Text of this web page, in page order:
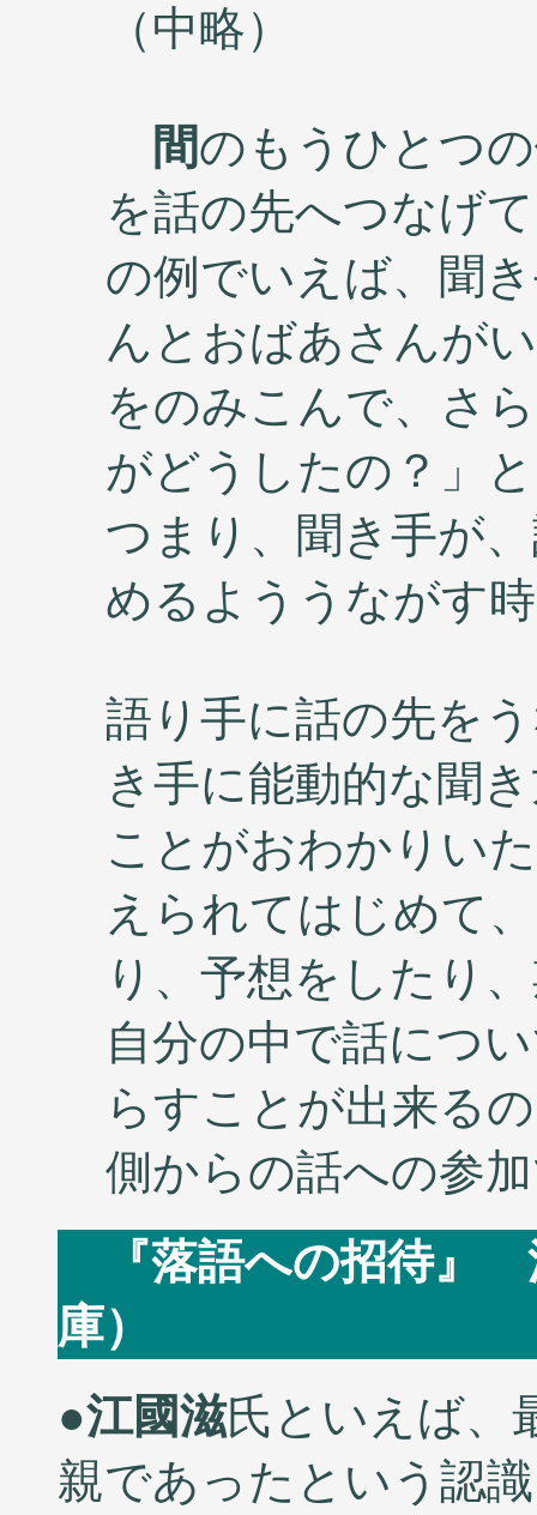
（中略）
間のもうひとつ
を話の先へつなげ
の例でいえば、聞
んとおばあさんが
をのみこんで、さ
がどうしたの？」
つまり、聞き手が
めるよううながす
語り手に話の先を
き手に能動的な聞
ことがおわかりい
えられてはじめて
り、予想をしたり
自分の中で話につ
らすことが出来る
側からの話への参
『落語への招待』
庫）
●江國滋氏といえば、
親であったという認